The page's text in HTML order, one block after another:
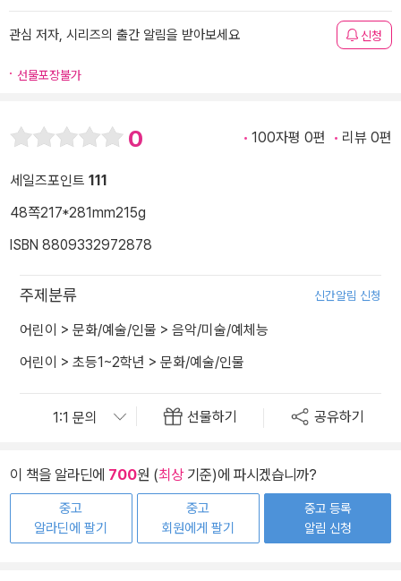
관심 저자, 시리즈의 출간 알림을 받아보세요 신청
선물포장불가
0 100자평 0편 리뷰 0편
세일즈포인트 111
48쪽217*281mm215g
ISBN 8809332972878
주제분류 신간알림 신청
어린이 > 문화/예술/인물 > 음악/미술/예체능
어린이 > 초등1~2학년 > 문화/예술/인물
선물하기 공유하기
이 책을 알라딘에 700원 (최상기준)에 파시겠습니까?
중고
알라딘에 팔기
중고
회원에게 팔기
중고 등록
알림 신청